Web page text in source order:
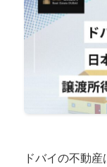
ドバイの不動